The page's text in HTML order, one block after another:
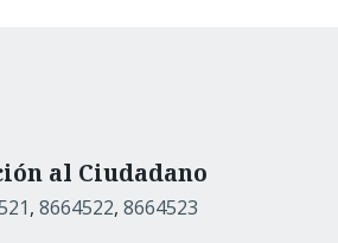
al Ciudadano
, 8664522, 8664523